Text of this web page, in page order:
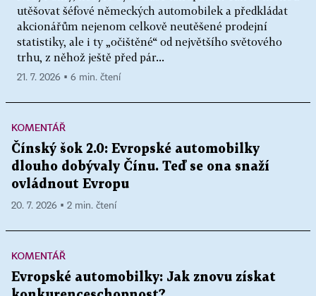
utěšovat šéfové německých automobilek a předkládat
akcionářům nejenom celkově neutěšené prodejní
statistiky, ale i ty „očištěné“ od největšího světového
trhu, z něhož ještě před pár...
21. 7. 2026 ▪ 6 min. čtení
KOMENTÁŘ
Čínský šok 2.0: Evropské automobilky
dlouho dobývaly Čínu. Teď se ona snaží
ovládnout Evropu
20. 7. 2026 ▪ 2 min. čtení
KOMENTÁŘ
Evropské automobilky: Jak znovu získat